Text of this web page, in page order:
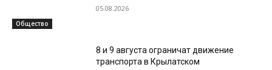
Общество
05.08.2026
8 и 9 августа ограничат движение
транспорта в Крылатском